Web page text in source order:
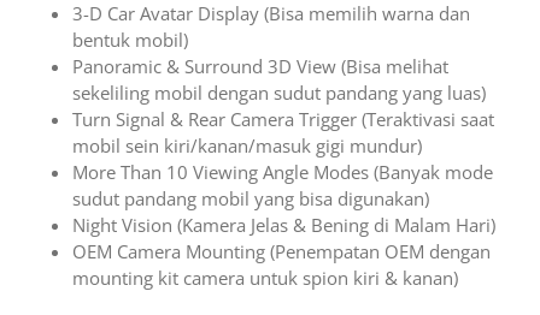
3-D Car Avatar Display (Bisa memilih warna dan
bentuk mobil)
Panoramic & Surround 3D View (Bisa melihat
sekeliling mobil dengan sudut pandang yang luas)
Turn Signal & Rear Camera Trigger (Teraktivasi saat
mobil sein kiri/kanan/masuk gigi mundur)
More Than 10 Viewing Angle Modes (Banyak mode
sudut pandang mobil yang bisa digunakan)
Night Vision (Kamera Jelas & Bening di Malam Hari)
OEM Camera Mounting (Penempatan OEM dengan
mounting kit camera untuk spion kiri & kanan)